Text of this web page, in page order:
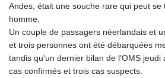
KGS
KMF
KRW
Andes, était une souche rare qui peut
homme.
Un couple de passagers néerlandais et
et trois personnes ont été débarquées
tandis qu'un dernier bilan de l'OMS jeudi
cas confirmés et trois cas suspects.